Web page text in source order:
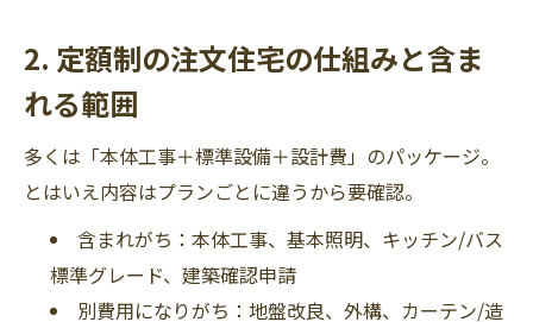
2. 定額制の注文住宅の仕組みと含ま
れる範囲
多くは「本体工事＋標準設備＋設計費」のパッケージ。
とはいえ内容はプランごとに違うから要確認。
含まれがち：本体工事、基本照明、キッチン/バス
標準グレード、建築確認申請
別費用になりがち：地盤改良、外構、カーテン/造